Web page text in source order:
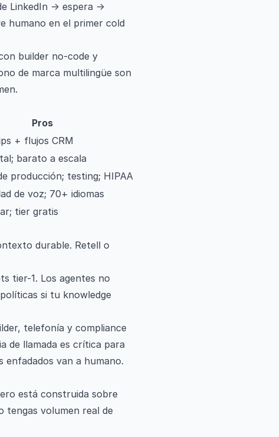
LinkedIn → espera →
humano en el primer cold
builder no-code y
de marca multilingüe son
Pros
+ flujos CRM
barato a escala
producción; testing; HIPAA
de voz; 70+ idiomas
tier gratis
durable. Retell o
tier-1. Los agentes no
si tu knowledge
telefonía y compliance
de llamada es crítica para
enfadados van a humano.
está construida sobre
tengas volumen real de